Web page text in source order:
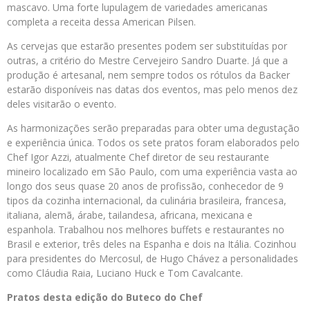
mascavo. Uma forte lupulagem de variedades americanas
completa a receita dessa American Pilsen.
As cervejas que estarão presentes podem ser substituídas por
outras, a critério do Mestre Cervejeiro Sandro Duarte. Já que a
produção é artesanal, nem sempre todos os rótulos da Backer
estarão disponíveis nas datas dos eventos, mas pelo menos dez
deles visitarão o evento.
As harmonizações serão preparadas para obter uma degustação
e experiência única. Todos os sete pratos foram elaborados pelo
Chef Igor Azzi, atualmente Chef diretor de seu restaurante
mineiro localizado em São Paulo, com uma experiência vasta ao
longo dos seus quase 20 anos de profissão, conhecedor de 9
tipos da cozinha internacional, da culinária brasileira, francesa,
italiana, alemã, árabe, tailandesa, africana, mexicana e
espanhola. Trabalhou nos melhores buffets e restaurantes no
Brasil e exterior, três deles na Espanha e dois na Itália. Cozinhou
para presidentes do Mercosul, de Hugo Chávez a personalidades
como Cláudia Raia, Luciano Huck e Tom Cavalcante.
Pratos desta edição do Buteco do Chef